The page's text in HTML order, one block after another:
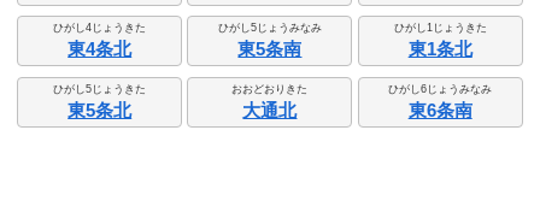
ひがし4じょうきた
東4条北
ひがし5じょうみなみ
東5条南
ひがし1じょうきた
東1条北
ひがし5じょうきた
東5条北
おおどおりきた
大通北
ひがし6じょうみなみ
東6条南